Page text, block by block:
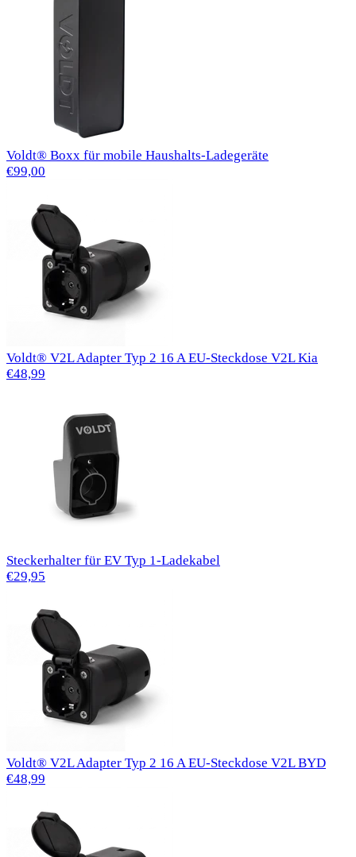
Voldt® Boxx für mobile Haushalts-Ladegeräte
€99,00
Voldt® V2L Adapter Typ 2 16 A EU-Steckdose V2L Kia
€48,99
Steckerhalter für EV Typ 1-Ladekabel
€29,95
Voldt® V2L Adapter Typ 2 16 A EU-Steckdose V2L BYD
€48,99